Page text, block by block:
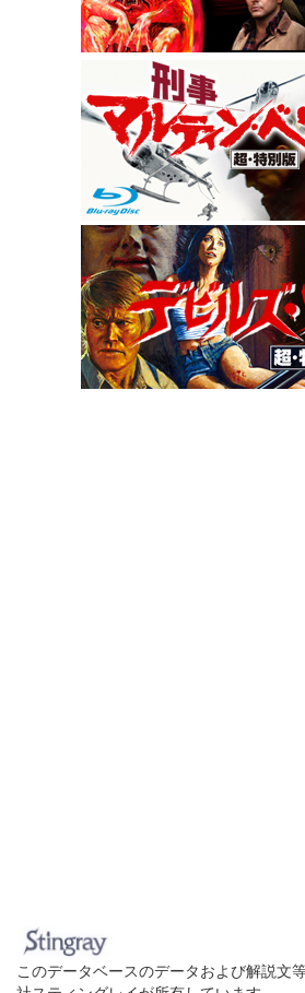
このデータベースのデータおよび解説文